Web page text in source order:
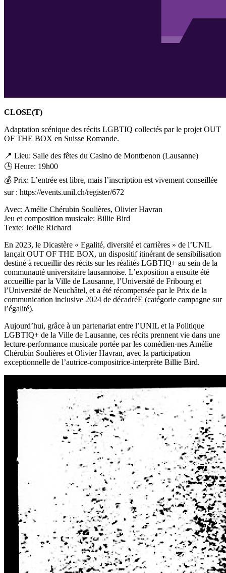
CLOSE(T)
Adaptation scénique des récits LGBTIQ collectés par le projet OUT
OF THE BOX en Suisse Romande.
📍 Lieu: Salle des fêtes du Casino de Montbenon (Lausanne)
🕒 Heure: 19h00
💰 Prix: L’entrée est libre, mais l’inscription est vivement conseillée
sur : https://events.unil.ch/register/672
Avec: Amélie Chérubin Soulières, Olivier Havran
Jeu et composition musicale: Billie Bird
Texte: Joëlle Richard
En 2023, le Dicastère « Egalité, diversité et carrières » de l’UNIL
lançait OUT OF THE BOX, un dispositif itinérant de sensibilisation
destiné à recueillir des récits sur les réalités LGBTIQ+ au sein de la
communauté universitaire lausannoise. L’exposition a ensuite été
accueillie par la Ville de Lausanne, l’Université de Fribourg et
l’Université de Neuchâtel, et a été récompensée par le Prix de la
communication inclusive 2024 de décadréE (catégorie campagne sur
l’égalité).
Aujourd’hui, grâce à un partenariat entre l’UNIL et la Politique
LGBTIQ+ de la Ville de Lausanne, ces récits prennent vie dans une
lecture-performance musicale portée par les comédien·nes Amélie
Chérubin Soulières et Olivier Havran, avec la participation
exceptionnelle de l’autrice-compositrice-interprète Billie Bird.